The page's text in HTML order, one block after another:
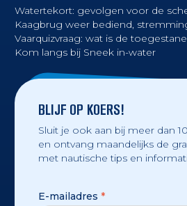
Watertekort: gevolgen voor de
Kaagbrug weer bediend,
Vaarquizvraag: wat is de
Kom langs bij Sneek in-water
BLIJF OP KOERS!
Sluit je ook aan bij meer dan
en ontvang maandelijks de
met nautische tips en
E-mailadres *